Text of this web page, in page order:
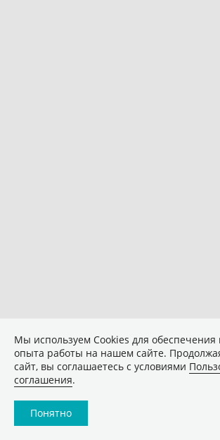
Мы используем Сookies для обеспечения
опыта работы на нашем сайте.
сайт, вы соглашаетесь с условиями
соглашения.
Понятно